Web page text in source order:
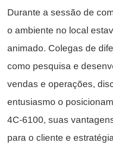
Durante a sessão de
o ambiente no local
animado. Colegas de
como pesquisa e
vendas e operações,
entusiasmo o
4C-6100, suas
para o cliente e